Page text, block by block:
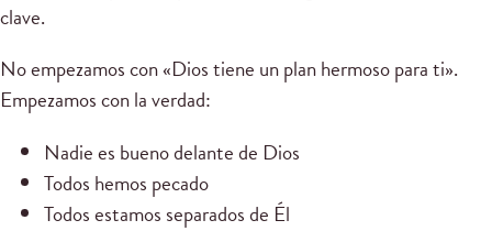
clave.
No empezamos con «Dios tiene un plan hermoso para ti».
Empezamos con la verdad:
Nadie es bueno delante de Dios
Todos hemos pecado
Todos estamos separados de Él